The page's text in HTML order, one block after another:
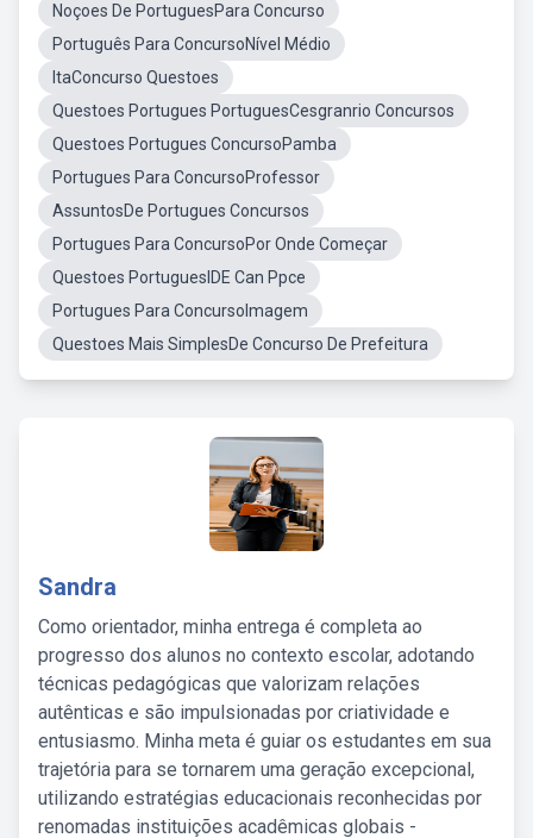
Noçoes De PortuguesPara Concurso
Português Para ConcursoNível Médio
ItaConcurso Questoes
Questoes Portugues PortuguesCesgranrio Concursos
Questoes Portugues ConcursoPamba
Portugues Para ConcursoProfessor
AssuntosDe Portugues Concursos
Portugues Para ConcursoPor Onde Começar
Questoes PortuguesIDE Can Ppce
Portugues Para ConcursoImagem
Questoes Mais SimplesDe Concurso De Prefeitura
Sandra
Como orientador, minha entrega é completa ao
progresso dos alunos no contexto escolar, adotando
técnicas pedagógicas que valorizam relações
autênticas e são impulsionadas por criatividade e
entusiasmo. Minha meta é guiar os estudantes em sua
trajetória para se tornarem uma geração excepcional,
utilizando estratégias educacionais reconhecidas por
renomadas instituições acadêmicas globais -